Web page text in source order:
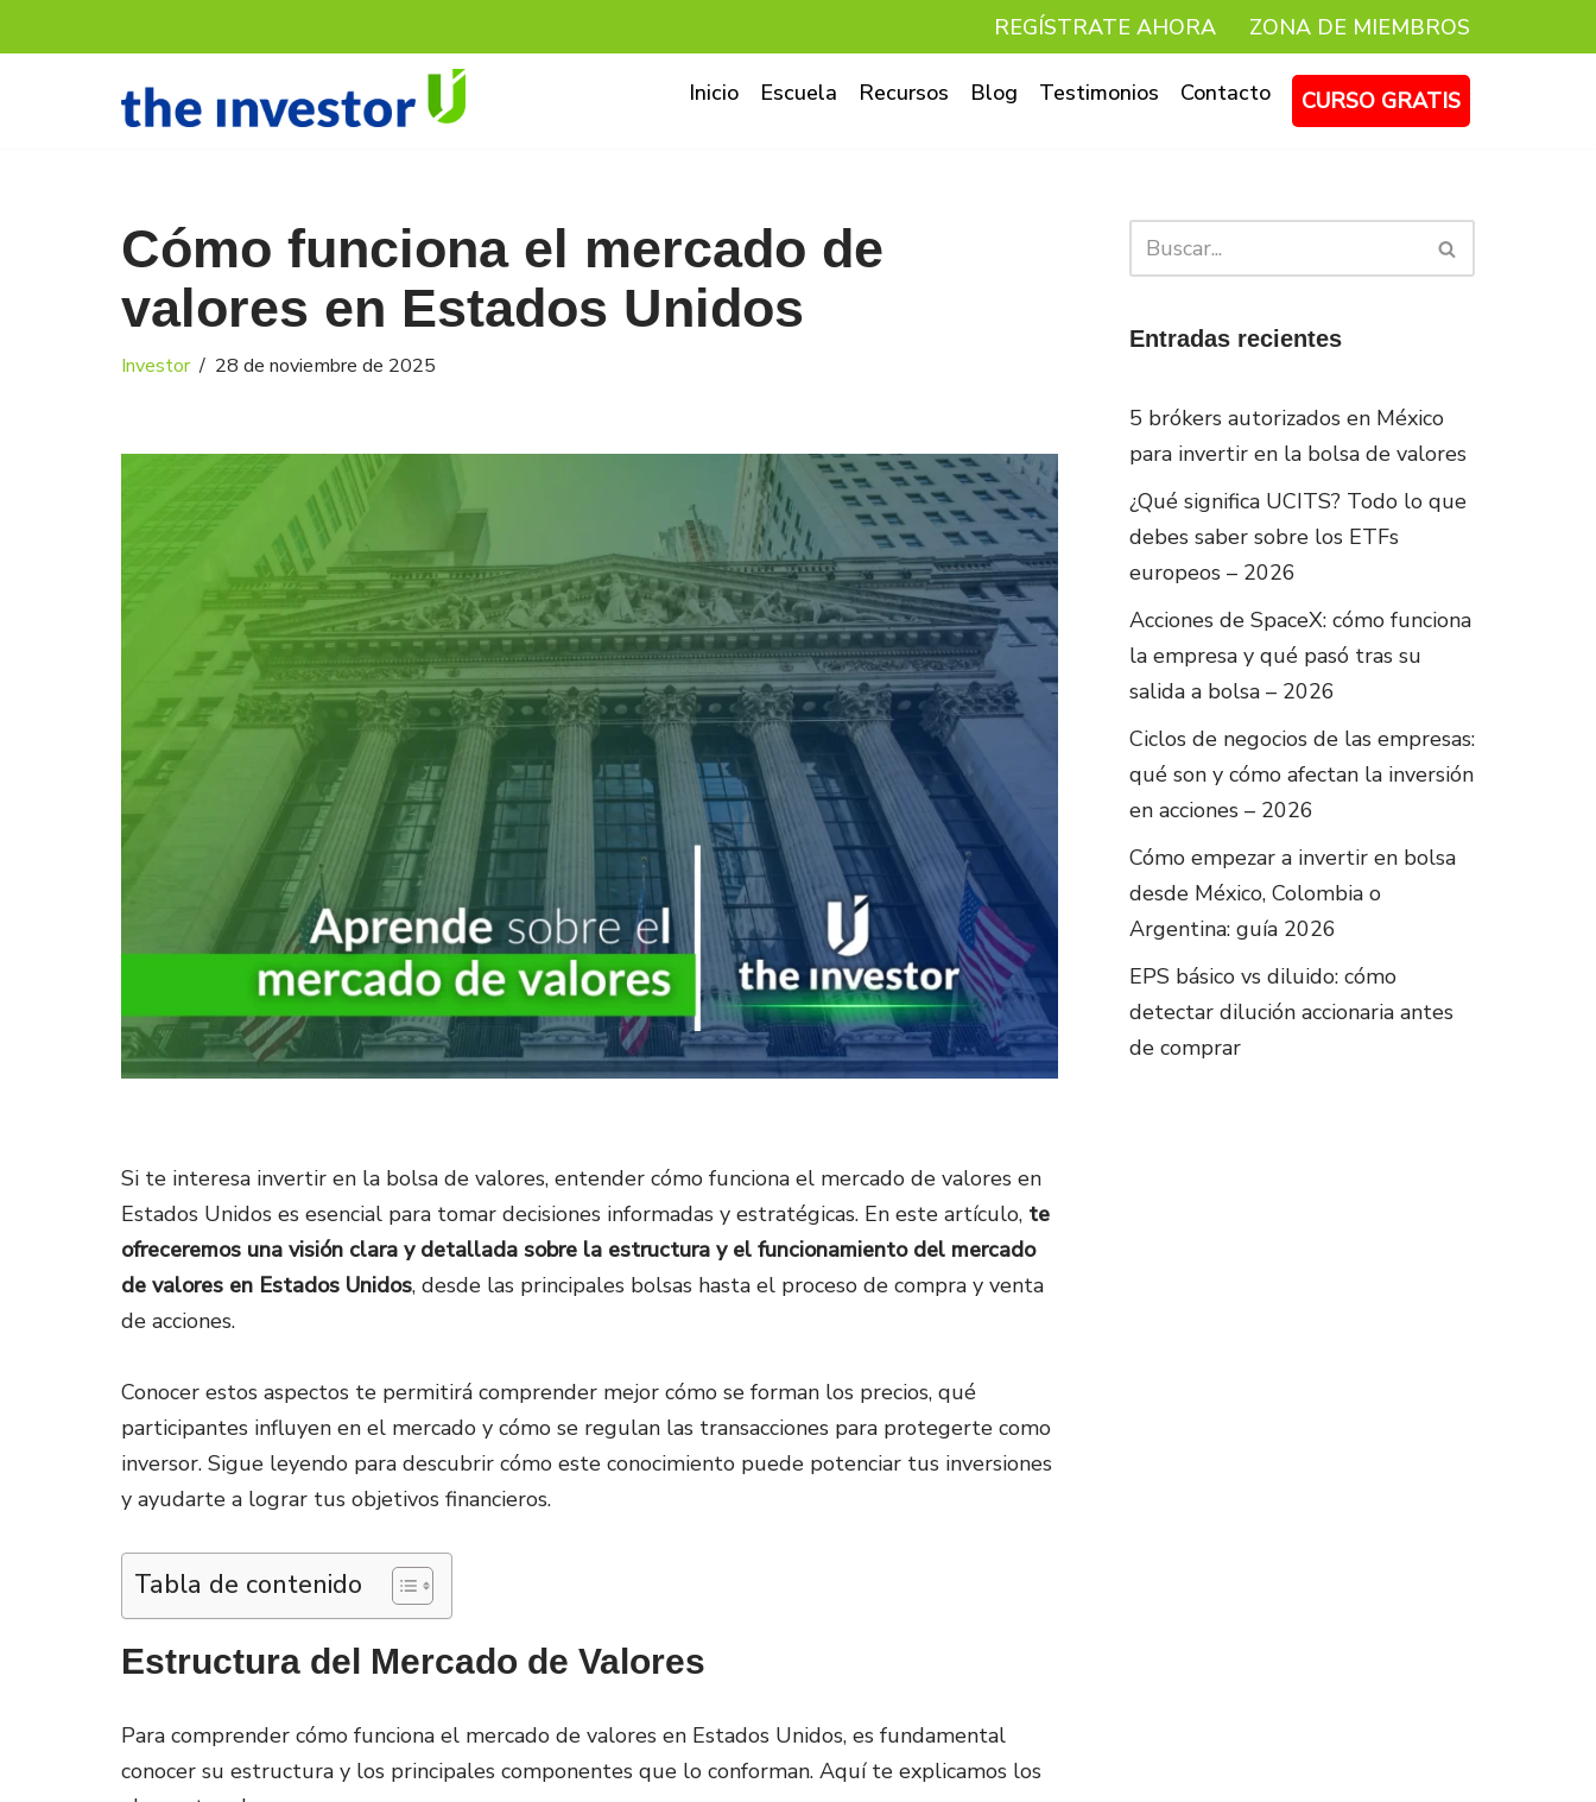
REGÍSTRATE AHORA ZONA DE MIEMBROS
Inicio Escuela Recursos Blog Testimonios Contacto CURSO GRATIS
Cómo funciona el mercado de
valores en Estados Unidos
Investor 28 de noviembre de 2025
Si te interesa invertir en la bolsa de valores, entender cómo funciona el mercado de valores en
Estados Unidos es esencial para tomar decisiones informadas y estratégicas. En este artículo, te
ofreceremos una visión clara y detallada sobre la estructura y el funcionamiento del mercado
de valores en Estados Unidos, desde las principales bolsas hasta el proceso de compra y venta
de acciones.
Conocer estos aspectos te permitirá comprender mejor cómo se forman los precios, qué
participantes influyen en el mercado y cómo se regulan las transacciones para protegerte como
inversor. Sigue leyendo para descubrir cómo este conocimiento puede potenciar tus inversiones
y ayudarte a lograr tus objetivos financieros.
Tabla de contenido
Estructura del Mercado de Valores
Para comprender cómo funciona el mercado de valores en Estados Unidos, es fundamental
conocer su estructura y los principales componentes que lo conforman. Aquí te explicamos los
Entradas recientes
5 brókers autorizados en México
para invertir en la bolsa de valores
¿Qué significa UCITS? Todo lo que
debes saber sobre los ETFs
europeos – 2026
Acciones de SpaceX: cómo funciona
la empresa y qué pasó tras su
salida a bolsa – 2026
Ciclos de negocios de las empresas:
qué son y cómo afectan la inversión
en acciones – 2026
Cómo empezar a invertir en bolsa
desde México, Colombia o
Argentina: guía 2026
EPS básico vs diluido: cómo
detectar dilución accionaria antes
de comprar